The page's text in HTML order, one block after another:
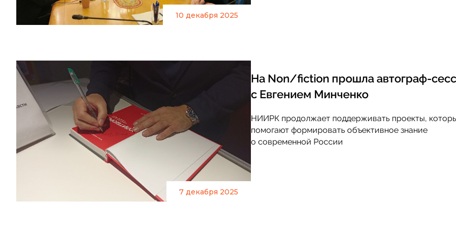
10 декабря 2025
7 декабря 2025
На Non/fiction прошла автограф-
с Евгением Минченко
НИИРК продолжает поддерживать проекты,
помогают формировать объективное знание
о современной России